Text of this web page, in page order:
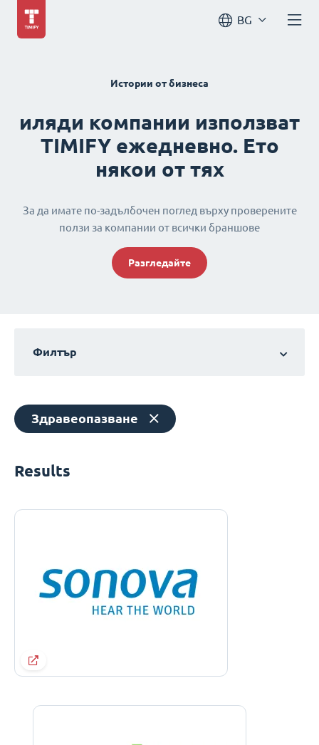
BG
Истории от бизнеса
иляди компании използват
TIMIFY ежедневно. Ето
някои от тях
За да имате по-задълбочен поглед върху проверените
ползи за компании от всички браншове
Разгледайте
Филтър
Здравеопазване
Results